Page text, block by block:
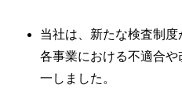
当社は、新たな検査制度
各事業における不適合
一しました。